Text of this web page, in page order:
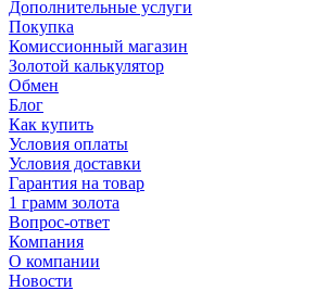
Дополнительные услуги
Покупка
Комиссионный магазин
Золотой калькулятор
Обмен
Блог
Как купить
Условия оплаты
Условия доставки
Гарантия на товар
1 грамм золота
Вопрос-ответ
Компания
О компании
Новости